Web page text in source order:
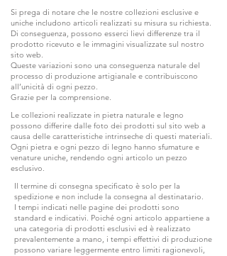
Si prega di notare che le nostre collezioni esclusive e
uniche includono articoli realizzati su misura su richiesta.
Di conseguenza, possono esserci lievi differenze tra il
prodotto ricevuto e le immagini visualizzate sul nostro
sito web.
Queste variazioni sono una conseguenza naturale del
processo di produzione artigianale e contribuiscono
all’unicità di ogni pezzo.
Grazie per la comprensione.
Le collezioni realizzate in pietra naturale e legno
possono differire dalle foto dei prodotti sul sito web a
causa delle caratteristiche intrinseche di questi materiali.
Ogni pietra e ogni pezzo di legno hanno sfumature e
venature uniche, rendendo ogni articolo un pezzo
esclusivo.
Il termine di consegna specificato è solo per la
spedizione e non include la consegna al destinatario.
I tempi indicati nelle pagine dei prodotti sono
standard e indicativi. Poiché ogni articolo appartiene a
una categoria di prodotti esclusivi ed è realizzato
prevalentemente a mano, i tempi effettivi di produzione
possono variare leggermente entro limiti ragionevoli,